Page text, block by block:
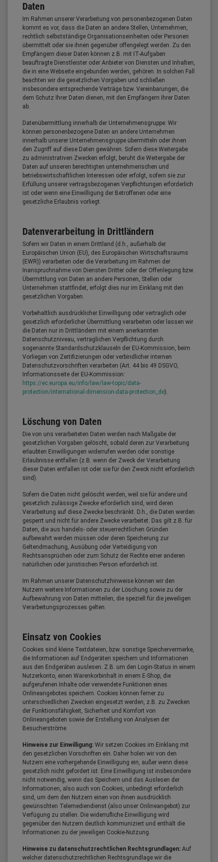
Daten
Im Rahmen unserer Verarbeitung von personenbezogenen Daten
kommt es vor, dass die Daten an andere Stellen, Unternehmen,
rechtlich selbstständige Organisationseinheiten oder Personen
übermittelt oder sie ihnen gegenüber offengelegt werden. Zu den
Empfängern dieser Daten können z.B. mit IT-Aufgaben
beauftragte Dienstleister oder Anbieter von Diensten und Inhalten,
die in eine Webseite eingebunden werden, gehören. In solchen Fall
beachten wir die gesetzlichen Vorgaben und schließen
insbesondere entsprechende Verträge bzw. Vereinbarungen, die
dem Schutz Ihrer Daten dienen, mit den Empfängern Ihrer Daten
ab.
Datenübermittlung innerhalb der Unternehmensgruppe: Wir
können personenbezogene Daten an andere Unternehmen
innerhalb unserer Unternehmensgruppe übermitteln oder ihnen
den Zugriff auf diese Daten gewähren. Sofern diese Weitergabe
zu administrativen Zwecken erfolgt, beruht die Weitergabe der
Daten auf unseren berechtigten unternehmerischen und
betriebswirtschaftlichen Interessen oder erfolgt, sofern sie zur
Erfüllung unserer vertragsbezogenen Verpflichtungen erforderlich
ist oder wenn eine Einwilligung der Betroffenen oder eine
gesetzliche Erlaubnis vorliegt.
Datenverarbeitung in Drittländern
Sofern wir Daten in einem Drittland (d.h., außerhalb der
Europäischen Union (EU), des Europäischen Wirtschaftsraums
(EWR)) verarbeiten oder die Verarbeitung im Rahmen der
Inanspruchnahme von Diensten Dritter oder der Offenlegung bzw.
Übermittlung von Daten an andere Personen, Stellen oder
Unternehmen stattfindet, erfolgt dies nur im Einklang mit den
gesetzlichen Vorgaben.
Vorbehaltlich ausdrücklicher Einwilligung oder vertraglich oder
gesetzlich erforderlicher Übermittlung verarbeiten oder lassen wir
die Daten nur in Drittländern mit einem anerkannten
Datenschutzniveau, vertraglichen Verpflichtung durch
sogenannte Standardschutzklauseln der EU-Kommission, beim
Vorliegen von Zertifizierungen oder verbindlicher internen
Datenschutzvorschriften verarbeiten (Art. 44 bis 49 DSGVO,
Informationsseite der EU-Kommission:
https://ec.europa.eu/info/law/law-topic/data-
protection/international-dimension-data-protection_de).
Löschung von Daten
Die von uns verarbeiteten Daten werden nach Maßgabe der
gesetzlichen Vorgaben gelöscht, sobald deren zur Verarbeitung
erlaubten Einwilligungen widerrufen werden oder sonstige
Erlaubnisse entfallen (z.B. wenn der Zweck der Verarbeitung
dieser Daten entfallen ist oder sie für den Zweck nicht erforderlich
sind).
Sofern die Daten nicht gelöscht werden, weil sie für andere und
gesetzlich zulässige Zwecke erforderlich sind, wird deren
Verarbeitung auf diese Zwecke beschränkt. D.h., die Daten werden
gesperrt und nicht für andere Zwecke verarbeitet. Das gilt z.B. für
Daten, die aus handels- oder steuerrechtlichen Gründen
aufbewahrt werden müssen oder deren Speicherung zur
Geltendmachung, Ausübung oder Verteidigung von
Rechtsansprüchen oder zum Schutz der Rechte einer anderen
natürlichen oder juristischen Person erforderlich ist.
Im Rahmen unserer Datenschutzhinweise können wir den
Nutzern weitere Informationen zu der Löschung sowie zu der
Aufbewahrung von Daten mitteilen, die speziell für die jeweiligen
Verarbeitungsprozesses gelten.
Einsatz von Cookies
Cookies sind kleine Textdateien, bzw. sonstige Speichervermerke,
die Informationen auf Endgeräten speichern und Informationen
aus den Endgeräten auslesen. Z.B. um den Login-Status in einem
Nutzerkonto, einen Warenkorbinhalt in einem E-Shop, die
aufgerufenen Inhalte oder verwendete Funktionen eines
Onlineangebotes speichern. Cookies können ferner zu
unterschiedlichen Zwecken eingesetzt werden, z.B. zu Zwecken
der Funktionsfähigkeit, Sicherheit und Komfort von
Onlineangeboten sowie der Erstellung von Analysen der
Besucherströme.
Hinweise zur Einwilligung: Wir setzen Cookies im Einklang mit
den gesetzlichen Vorschriften ein. Daher holen wir von den
Nutzern eine vorhergehende Einwilligung ein, außer wenn diese
gesetzlich nicht gefordert ist. Eine Einwilligung ist insbesondere
nicht notwendig, wenn das Speichern und das Auslesen der
Informationen, also auch von Cookies, unbedingt erforderlich
sind, um dem den Nutzern einen von ihnen ausdrücklich
gewünschten Telemediendienst (also unser Onlineangebot) zur
Verfügung zu stellen. Die widerrufliche Einwilligung wird
gegenüber den Nutzern deutlich kommuniziert und enthält die
Informationen zu der jeweiligen Cookie-Nutzung.
Hinweise zu datenschutzrechtlichen Rechtsgrundlagen: Auf
welcher datenschutzrechtlichen Rechtsgrundlage wir die